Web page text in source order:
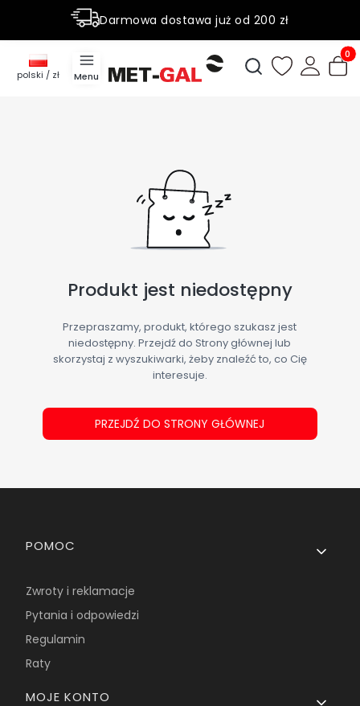
Darmowa dostawa już od 200 zł
Rabaty do 50% na wybrane produky
Menu
Otwórz
polski / zł
Produkt jest niedostępny
Przepraszamy, produkt, którego szukasz jest
niedostępny. Przejdź do Strony głównej lub
skorzystaj z wyszukiwarki, żeby znaleźć to, co Cię
interesuje.
PRZEJDŹ DO STRONY GŁÓWNEJ
Linki w stopce
POMOC
Zwroty i reklamacje
Pytania i odpowiedzi
Regulamin
Raty
MOJE KONTO